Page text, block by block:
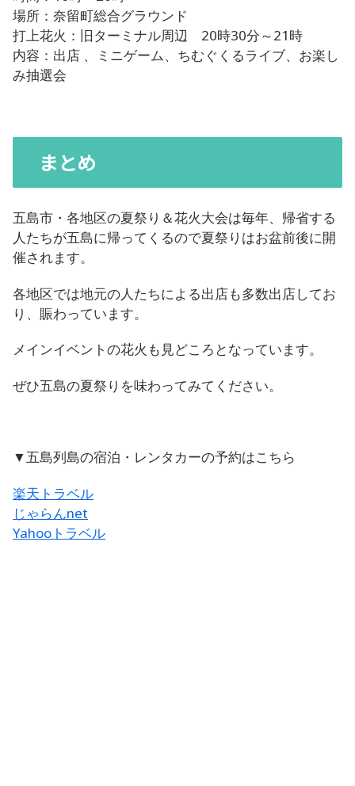
場所：奈留町総合グラウンド
打上花火：旧ターミナル周辺 20時30分～21時
内容：出店 、ミニゲーム、ちむぐくるライブ、お楽し
み抽選会
まとめ
五島市・各地区の夏祭り＆花火大会は毎年、帰省する
人たちが五島に帰ってくるので夏祭りはお盆前後に開
催されます。
各地区では地元の人たちによる出店も多数出店してお
り、賑わっています。
メインイベントの花火も見どころとなっています。
ぜひ五島の夏祭りを味わってみてください。
▼五島列島の宿泊・レンタカーの予約はこちら
楽天トラベル
じゃらんnet
Yahooトラベル